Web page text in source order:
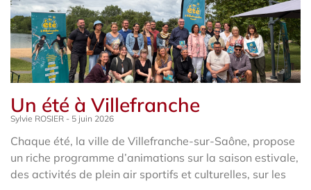
Un été à Villefranche
Sylvie ROSIER 5 juin 2026
Chaque été, la ville de Villefranche-sur-Saône, propose
un riche programme d’animations sur la saison estivale,
des activités de plein air sportifs et culturelles, sur les